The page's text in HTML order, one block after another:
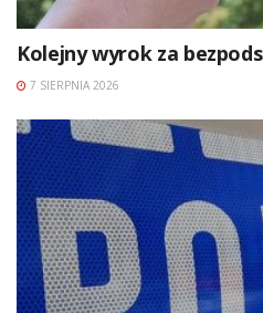
Kolejny wyrok za
7 SIERPNIA 2026